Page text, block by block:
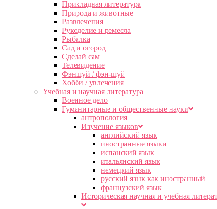
Прикладная литература
Природа и животные
Развлечения
Рукоделие и ремесла
Рыбалка
Сад и огород
Сделай сам
Телевидение
Фэншуй / фэн-шуй
Хобби / увлечения
Учебная и научная литература
Военное дело
Гуманитарные и общественные науки
антропология
Изучение языков
английский язык
иностранные языки
испанский язык
итальянский язык
немецкий язык
русский язык как иностранный
французский язык
Историческая научная и учебная